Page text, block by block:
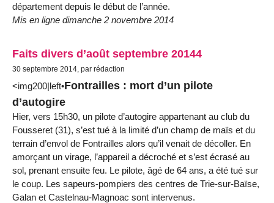
département depuis le début de l’année.
Mis en ligne dimanche 2 novembre 2014
Faits divers d’août septembre 20144
30 septembre 2014, par rédaction
<img200|left•Fontrailles : mort d’un pilote
d’autogire
Hier, vers 15h30, un pilote d’autogire appartenant au club du
Fousseret (31), s’est tué à la limité d’un champ de maïs et du
terrain d’envol de Fontrailles alors qu’il venait de décoller. En
amorçant un virage, l’appareil a décroché et s’est écrasé au
sol, prenant ensuite feu. Le pilote, âgé de 64 ans, a été tué sur
le coup. Les sapeurs-pompiers des centres de Trie-sur-Baïse,
Galan et Castelnau-Magnoac sont intervenus.